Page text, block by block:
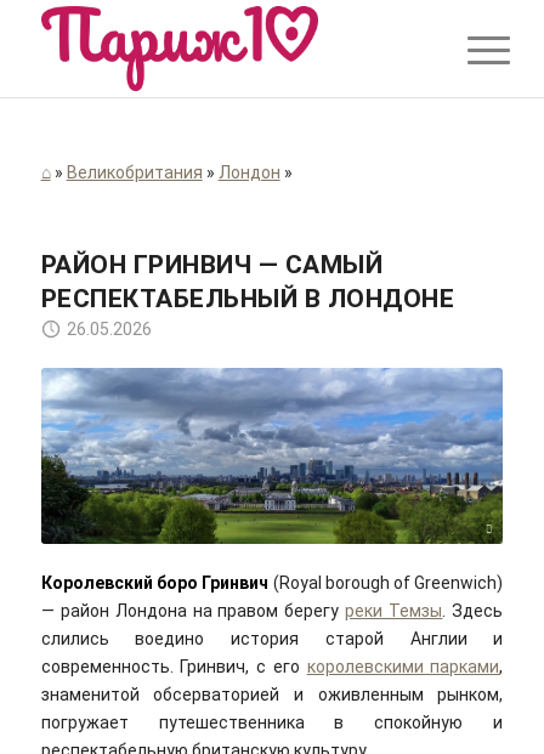
⌂» Великобритания » Лондон »
РАЙОН ГРИНВИЧ — САМЫЙ
РЕСПЕКТАБЕЛЬНЫЙ В ЛОНДОНЕ
26.05.2026
jk-bb/Pixabay
Королевский боро Гринвич (Royal borough of Greenwich)
— район Лондона на правом берегуреки Темзы . Здесь
слились воедино история старой Англии и
современность. Гринвич, с его королевскими парками,
знаменитой обсерваторией и оживленным рынком,
погружает путешественника в спокойную и
респектабельную британскую культуру.